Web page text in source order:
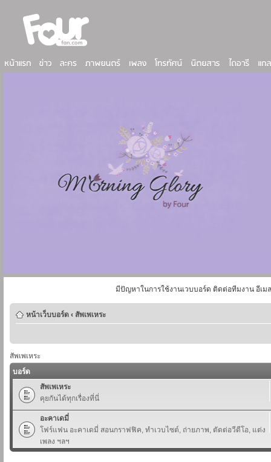
มีปัญหาในการใช้งานเวบบอร์ด ติดต่อทีมงาน อีเม
หน้าเว็บบอร์ด ‹ สัพเพเหระ
สัพเพเหระ
บอร์ด
สัพเพเหระ
คุยกันได้ทุกเรื่องที่นี่
อะคาเดมี่
โฟร์แฟน อะคาเดมี่ สอนกราฟฟิค, ทำเวบไซต์, ถ่ายภาพ, ตัดต่อวีดีโอ, แต่ง
เพลง ฯลฯ